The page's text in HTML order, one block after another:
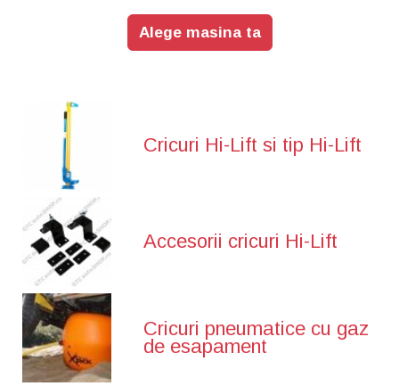
Alege masina ta
Cricuri Hi-Lift si tip Hi-Lift
Accesorii cricuri Hi-Lift
Cricuri pneumatice cu gaz
de esapament